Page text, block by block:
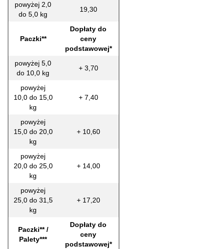
powyżej 2,0
do 5,0 kg
19,30
Paczki**
Dopłaty do
ceny
podstawowej*
powyżej 5,0
do 10,0 kg
+ 3,70
powyżej
10,0 do 15,0
kg
+ 7,40
powyżej
15,0 do 20,0
kg
+ 10,60
powyżej
20,0 do 25,0
kg
+ 14,00
powyżej
25,0 do 31,5
kg
+ 17,20
Paczki** /
Palety***
Dopłaty do
ceny
podstawowej*